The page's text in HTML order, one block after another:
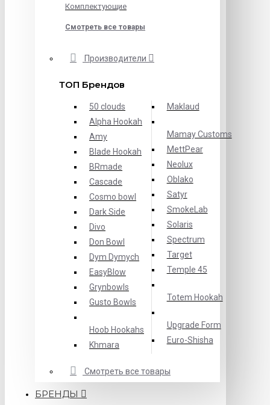
Комплектующие
Смотреть все товары
Производители
ТОП Брендов
50 clouds
Alpha Hookah
Amy
Blade Hookah
BRmade
Cascade
Cosmo bowl
Dark Side
Divo
Don Bowl
Dym Dymych
EasyBlow
Grynbowls
Gusto Bowls
Hoob Hookahs
Khmara
Maklaud
Mamay Customs
MettPear
Neolux
Oblako
Satyr
SmokeLab
Solaris
Spectrum
Target
Temple 45
Totem Hookah
Upgrade Form
Еuro-Shisha
Смотреть все товары
БРЕНДЫ